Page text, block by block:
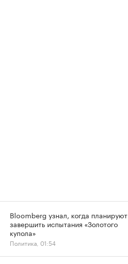
Bloomberg узнал, когда планируют
завершить испытания «Золотого
купола»
Политика, 01:54